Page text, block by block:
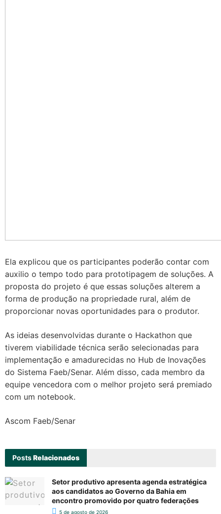
Ela explicou que os participantes poderão contar com
auxilio o tempo todo para prototipagem de soluções. A
proposta do projeto é que essas soluções alterem a
forma de produção na propriedade rural, além de
proporcionar novas oportunidades para o produtor.
As ideias desenvolvidas durante o Hackathon que
tiverem viabilidade técnica serão selecionadas para
implementação e amadurecidas no Hub de Inovações
do Sistema Faeb/Senar. Além disso, cada membro da
equipe vencedora com o melhor projeto será premiado
com um notebook.
Ascom Faeb/Senar
PostsRelacionados
Setor produtivo apresenta agenda estratégica
aos candidatos ao Governo da Bahia em
encontro promovido por quatro federações
5 de agosto de 2026